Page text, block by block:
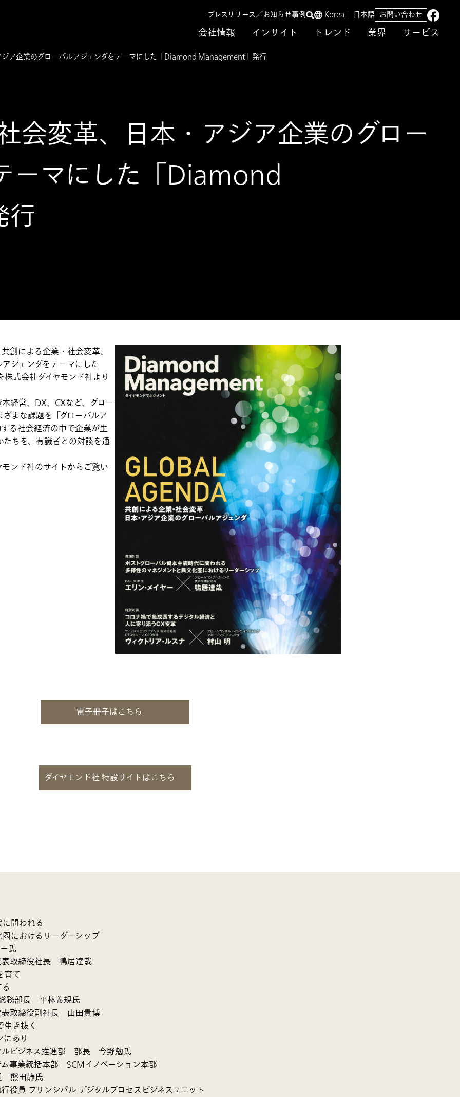
会社情報 インサイト トレンド 業界 サービス
プレスリリース／お知らせ事例 Korea 日本語 お問い合わせ
ア企業のグローバルアジェンダをテーマにした「Diamond Management」発行
会変革、日本・アジア企業のグロー
ーマにした「Diamond
創による企業・社会変革、
ジェンダをテーマにした
式会社ダイヤモンド社より
経営、DX、CXなど、グロー
まな課題を「グローバルア
る社会経済の中で企業が生
ちを、有識者との対談を通
ンド社のサイトからご覧い
電子冊子はこちら
ダイヤモンド社 特設サイトはこちら
問われる
におけるリーダーシップ
氏
取締役社長 鴨居達哉
育て
務部長 平林義規氏
取締役副社長 山田貴博
き抜く
あり
ビジネス推進部 部長 今野勉氏
事業統括本部 SCMイノベーション本部
熊田静氏
役員 プリンシパル デジタルプロセスビジネスユニット